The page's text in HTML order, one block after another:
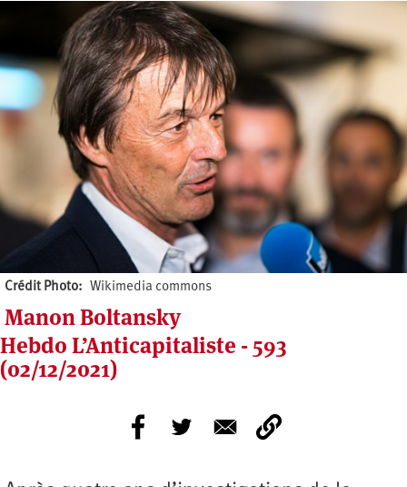
Crédit Photo Wikimedia commons
Manon Boltansky
Hebdo L’Anticapitaliste - 593
(02/12/2021)